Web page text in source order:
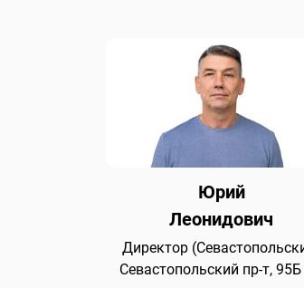
Юрий
Леонидович
Директор
Севастопольский пр-т, 95Б